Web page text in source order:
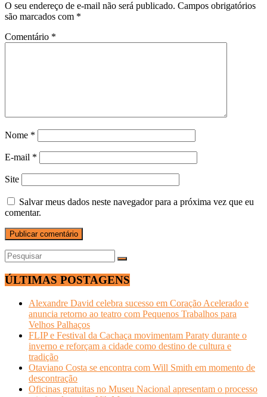
O seu endereço de e-mail não será publicado. Campos obrigatórios
são marcados com *
Comentário *
Nome *
E-mail *
Site
Salvar meus dados neste navegador para a próxima vez que eu
comentar.
ÚLTIMAS POSTAGENS
Alexandre David celebra sucesso em Coração Acelerado e
anuncia retorno ao teatro com Pequenos Trabalhos para
Velhos Palhaços
FLIP e Festival da Cachaça movimentam Paraty durante o
inverno e reforçam a cidade como destino de cultura e
tradição
Otaviano Costa se encontra com Will Smith em momento de
descontração
Oficinas gratuitas no Museu Nacional apresentam o processo